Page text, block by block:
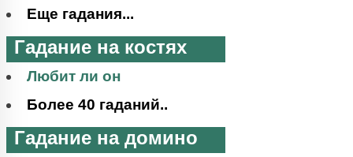
Еще гадания...
Гадание на костях
Любит ли он
Более 40 гаданий..
Гадание на домино